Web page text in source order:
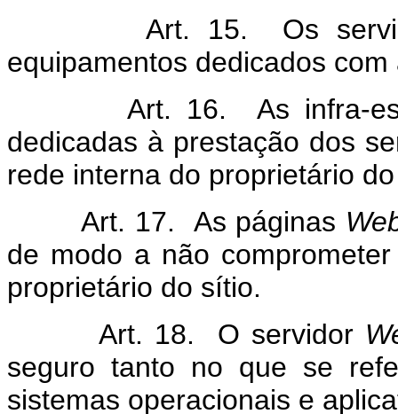
Art. 15. Os
equipamentos dedicados
Art. 16. As infra-
dedicadas à prestação dos
rede interna do proprietário
Art. 17. As páginas
de modo a não
proprietário do sítio.
Art. 18. O servidor
seguro tanto no que se
sistemas operacionais e